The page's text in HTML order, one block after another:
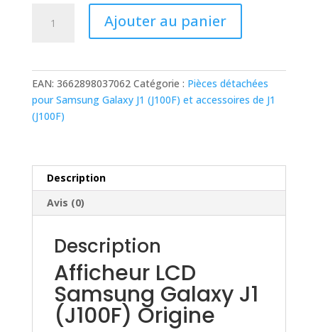
J1
(J100F)
Ajouter au panier
EAN: 3662898037062 Catégorie : Pièces détachées
pour Samsung Galaxy J1 (J100F) et accessoires de J1
(J100F)
Description
Avis (0)
Description
Afficheur LCD
Samsung Galaxy J1
(J100F) Origine